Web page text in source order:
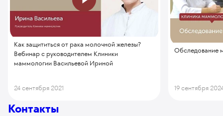
Как защититься от рака молочной железы?
Вебинар с руководителем Клиники
маммологии Васильевой Ириной
24 сентября 2021
Обследование
19 сентября
Контакты